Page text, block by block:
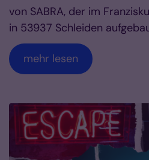
von SABRA, der im
in 53937 Schleiden
mehr lesen